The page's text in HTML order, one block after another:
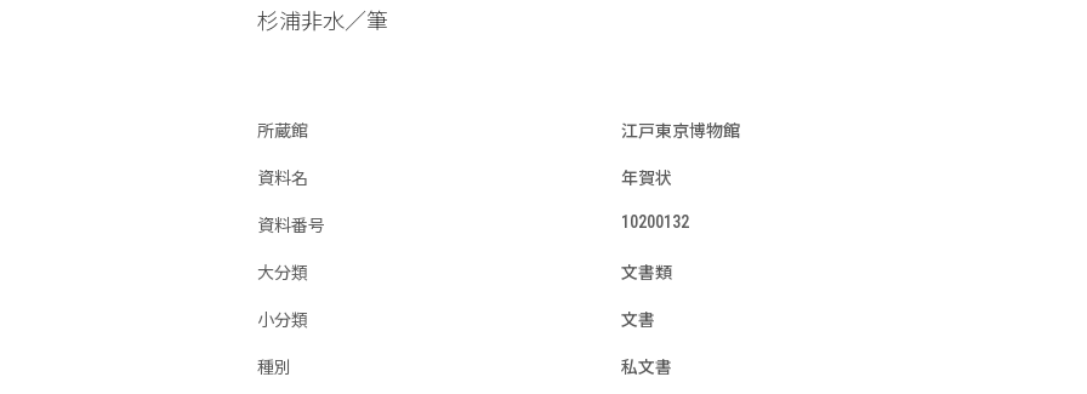
杉浦非水／筆
所蔵館 江戸東京博物館
資料名 年賀状
資料番号 10200132
大分類 文書類
小分類 文書
種別 私文書